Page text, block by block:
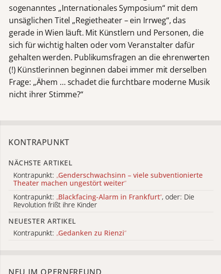
sogenanntes „Internationales Symposium“ mit dem
unsäglichen Titel „Regietheater – ein Irrweg“, das
gerade in Wien läuft. Mit Künstlern und Personen, die
sich für wichtig halten oder vom Veranstalter dafür
gehalten werden. Publikumsfragen an die ehrenwerten
(!) Künstlerinnen beginnen dabei immer mit derselben
Frage: „Ähem … schadet die furchtbare moderne Musik
nicht ihrer Stimme?“
KONTRAPUNKT
NÄCHSTE ARTIKEL
Kontrapunkt: „Genderschwachsinn – viele subventionierte
Theater machen ungestört weiter“
Kontrapunkt: „Blackfacing-Alarm in Frankfurt“, oder: Die
Revolution frißt ihre Kinder
NEUESTER ARTIKEL
Kontrapunkt: „Gedanken zu Rienzi“